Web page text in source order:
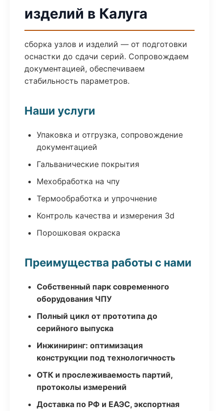
изделий в Калуга
сборка узлов и изделий — от подготовки
оснастки до сдачи серий. Сопровождаем
документацией, обеспечиваем
стабильность параметров.
Наши услуги
Упаковка и отгрузка, сопровождение
документацией
Гальванические покрытия
Мехобработка на чпу
Термообработка и упрочнение
Контроль качества и измерения 3d
Порошковая окраска
Преимущества работы с нами
Собственный парк современного
оборудования ЧПУ
Полный цикл от прототипа до
серийного выпуска
Инжиниринг: оптимизация
конструкции под технологичность
ОТК и прослеживаемость партий,
протоколы измерений
Доставка по РФ и ЕАЭС, экспортная